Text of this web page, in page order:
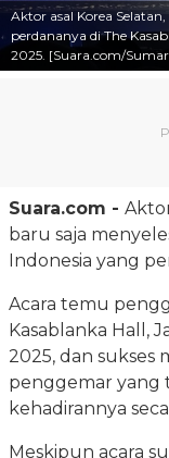
Aktor asal Korea
perdananya di The
2025. [Suara.com/
Suara.com -
baru saja
Indonesia yang
Acara temu
Kasablanka Hall,
2025, dan sukses
penggemar yang
kehadirannya
Meskipun acara